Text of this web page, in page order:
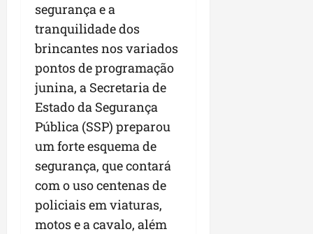
segurança e a
tranquilidade dos
brincantes nos variados
pontos de programação
junina, a Secretaria de
Estado da Segurança
Pública (SSP) preparou
um forte esquema de
segurança, que contará
com o uso centenas de
policiais em viaturas,
motos e a cavalo, além